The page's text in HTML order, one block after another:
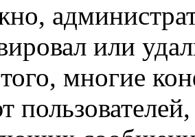
или
многие